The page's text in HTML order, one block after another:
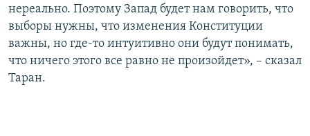
нереально. Поэтому Запад будет нам говорить, что
выборы нужны, что изменения Конституции
важны, но где-то интуитивно они будут понимать,
что ничего этого все равно не произойдет», – сказал
Таран.